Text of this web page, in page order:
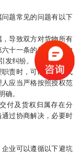
题常见的问题有以下
导致双方对货物所有
十一条的规定，货物
发纠纷。
责时，可能超越了代
应当严格按照授权范
确。
付及货权归属存在分
过协商解决，必要时
业可以遵循以下避坑